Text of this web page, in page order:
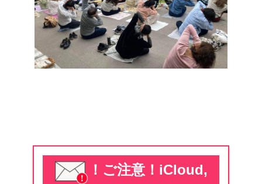
！ご注意！ iCloud,